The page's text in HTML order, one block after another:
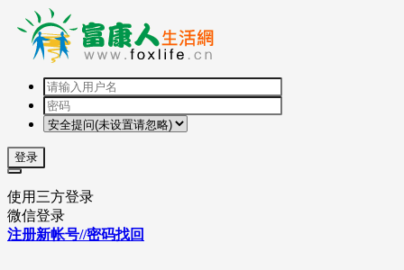
登录
使用三方登录
微信登录
注册新帐号//密码找回